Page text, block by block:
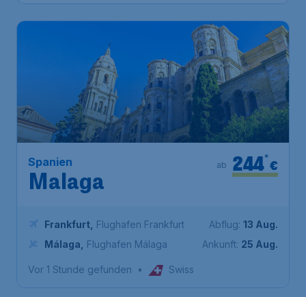
Spanien
Malaga
€
244*
ab
Frankfurt Flughafen Frankfurt
Málaga
Flughafen Málaga
Abflug: 13 Aug.
Ankunft: 25 Aug.
Vor 1 Stunde gefunden • Swiss